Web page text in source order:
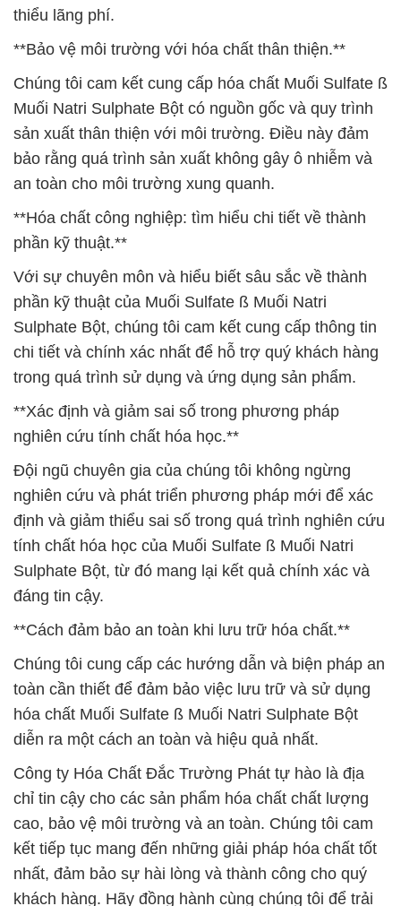
thiểu lãng phí.
**Bảo vệ môi trường với hóa chất thân thiện.**
Chúng tôi cam kết cung cấp hóa chất Muối Sulfate ß
Muối Natri Sulphate Bột có nguồn gốc và quy trình
sản xuất thân thiện với môi trường. Điều này đảm
bảo rằng quá trình sản xuất không gây ô nhiễm và
an toàn cho môi trường xung quanh.
**Hóa chất công nghiệp: tìm hiểu chi tiết về thành
phần kỹ thuật.**
Với sự chuyên môn và hiểu biết sâu sắc về thành
phần kỹ thuật của Muối Sulfate ß Muối Natri
Sulphate Bột, chúng tôi cam kết cung cấp thông tin
chi tiết và chính xác nhất để hỗ trợ quý khách hàng
trong quá trình sử dụng và ứng dụng sản phẩm.
**Xác định và giảm sai số trong phương pháp
nghiên cứu tính chất hóa học.**
Đội ngũ chuyên gia của chúng tôi không ngừng
nghiên cứu và phát triển phương pháp mới để xác
định và giảm thiểu sai số trong quá trình nghiên cứu
tính chất hóa học của Muối Sulfate ß Muối Natri
Sulphate Bột, từ đó mang lại kết quả chính xác và
đáng tin cậy.
**Cách đảm bảo an toàn khi lưu trữ hóa chất.**
Chúng tôi cung cấp các hướng dẫn và biện pháp an
toàn cần thiết để đảm bảo việc lưu trữ và sử dụng
hóa chất Muối Sulfate ß Muối Natri Sulphate Bột
diễn ra một cách an toàn và hiệu quả nhất.
Công ty Hóa Chất Đắc Trường Phát tự hào là địa
chỉ tin cậy cho các sản phẩm hóa chất chất lượng
cao, bảo vệ môi trường và an toàn. Chúng tôi cam
kết tiếp tục mang đến những giải pháp hóa chất tốt
nhất, đảm bảo sự hài lòng và thành công cho quý
khách hàng. Hãy đồng hành cùng chúng tôi để trải